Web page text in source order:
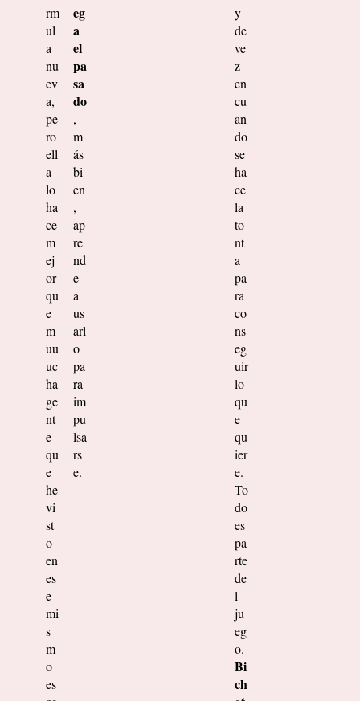
rm
ul
a
nu
ev
a,
pe
ro
ell
a
lo
ha
ce
m
ej
or
qu
e
m
uu
uc
ha
ge
nt
e
qu
e
he
vi
st
o
en
es
e
mi
s
m
o
es
eg
a
el
pa
sa
do
,
m
ás
bi
en
,
ap
re
nd
e
a
us
arl
o
pa
ra
im
pu
lsa
rs
e.
y
de
ve
z
en
cu
an
do
se
ha
ce
la
to
nt
a
pa
ra
co
ns
eg
uir
lo
qu
e
qu
ier
e.
To
do
es
pa
rte
de
l
ju
eg
o.
Bi
ch